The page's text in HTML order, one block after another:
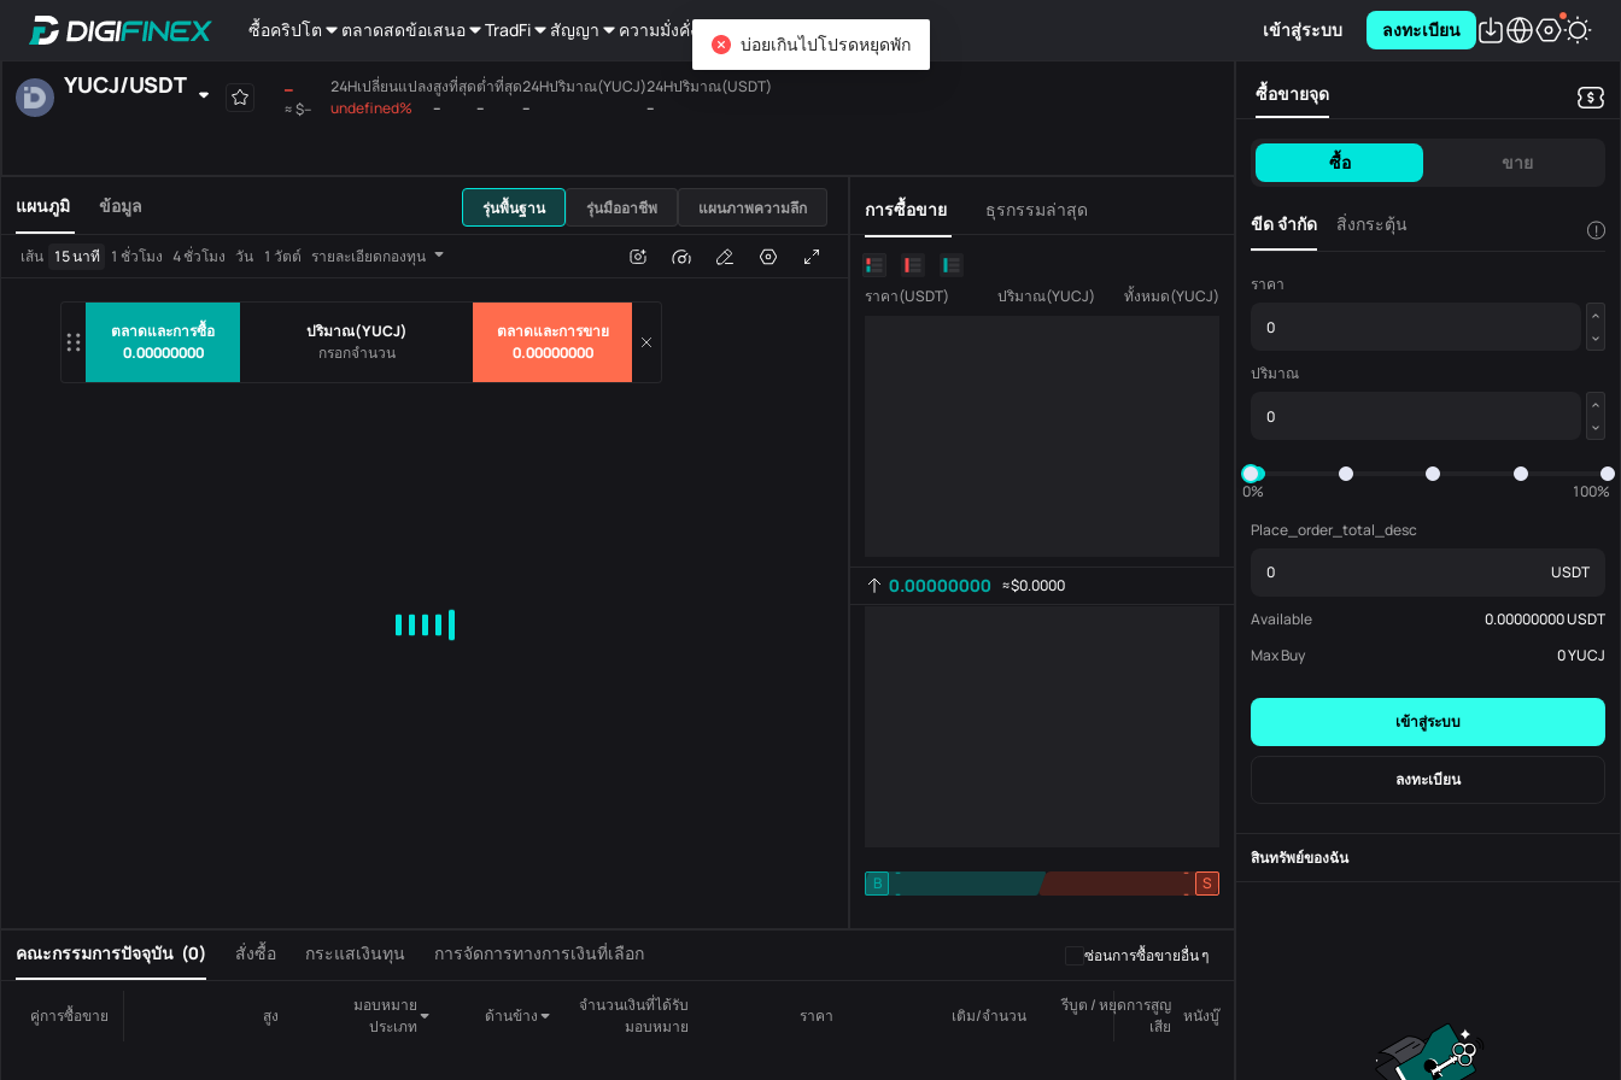
ซื้อคริปโต ตลาดสดข้อเสนอ TradFi สัญญา ความมั่งคั่ง สอบถาม เข้าสู่ระบบ ลงทะเบียน
ตลาดและการซื้อ
0.00000000
ปริมาณ(YUCJ)
ตลาดและการขาย
0.00000000
YUCJ/USDT --
≈$--
24Hเปลี่ยนแปลง
undefined%
สูงที่สุด
--
ต่ำที่สุด
--
24Hปริมาณ(YUCJ)
--
24Hปริมาณ(USDT)
--
เสียงร้องสูงสุดเมนบอร์ด USDT
คู่การซื้อขาย ปริมาณธุรกรรม
แผนภูมิ ข้อมูล รุ่นพื้นฐาน รุ่นมืออาชีพ แผนภาพความลึก
เส้น 15 นาที 1 ชั่วโมง 4 ชั่วโมง วัน 1 วัตต์ รายละเอียดกองทุน
การซื้อขาย ธุรกรรมล่าสุด
ราคา(USDT) ปริมาณ(YUCJ) ทั้งหมด(YUCJ)
0.00000000 ≈$0.0000
B
-
-
S
-
-
คณะกรรมการปัจจุบัน (0) สั่งซื้อ กระแสเงินทุน การจัดการทางการเงินที่เลือก ซ่อนการซื้อขายอื่น ๆ
คู่การซื้อขาย สูง
มอบหมาย
ประเภท
ด้านข้าง
จำนวนเงินที่ได้รับ
มอบหมาย
ราคา เติม/จำนวน
รีบูต / หยุดการสูญ
เสีย
หนังบู๊
ซื้อขายจุด
ซื้อ ขาย
ขีด จำกัด สิ่งกระตุ้น !
ราคา
ปริมาณ
0%
100%
Place_order_total_desc
USDT
Available 0.00000000USDT
Max Buy
0YUCJ
เข้าสู่ระบบ
ลงทะเบียน
สินทรัพย์ของฉัน
บ่อยเกินไปโปรดหยุดพัก